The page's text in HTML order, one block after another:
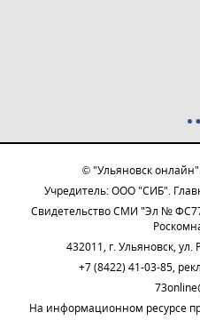
© "Ульяновск
Учредитель: ООО "СИБ".
Свидетельство СМИ "Эл №
432011, г. Ульяновск,
+7 (8422) 41-03-85,
На информационном ресурсе